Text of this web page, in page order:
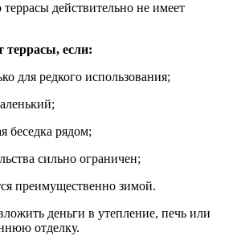
террасы действительно не имеет
террасы, если:
для редкого использования;
беседка рядом;
сильно ограничен;
преимущественно зимой.
деньги в утепление, печь или
отделку.